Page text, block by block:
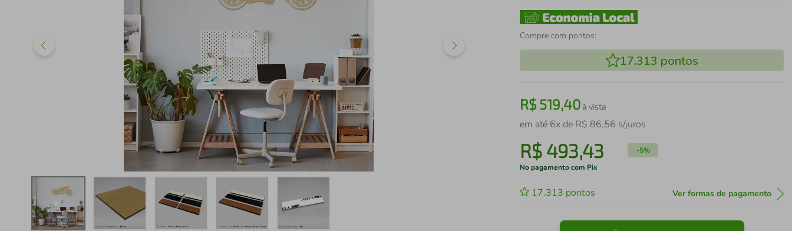
Compre com pontos:
17.313 pontos
R$519,40à vista
em até 6x de R$ 86,56 s/juros
R$ 493,43 -5%
No pagamento com Pix
17.313 pontos Ver formas de pagamento